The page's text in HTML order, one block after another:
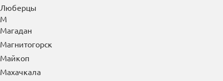
Люберцы
М
Магадан
Магнитогорск
Майкоп
Махачкала